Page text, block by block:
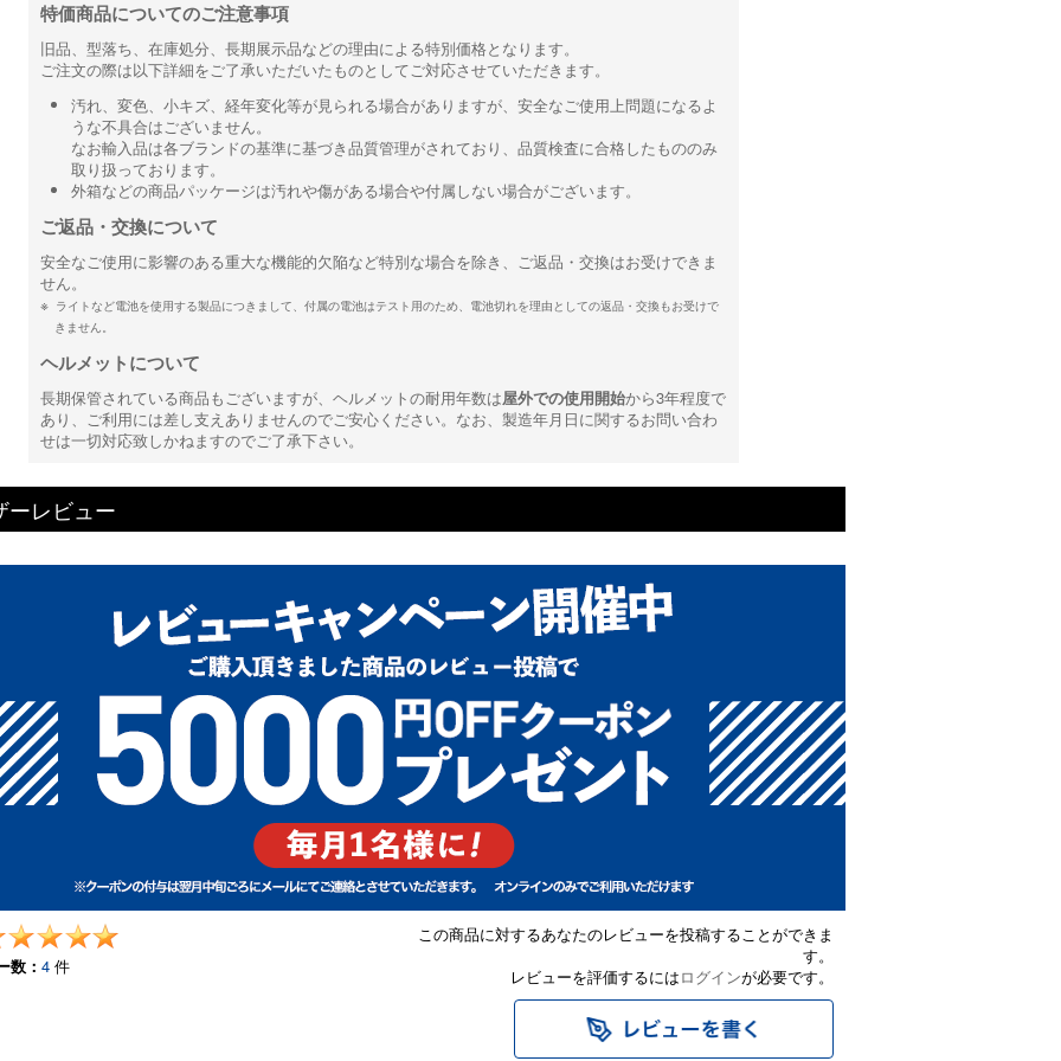
特価商品についてのご注意事項
旧品、型落ち、在庫処分、長期展示品などの理由による特別価格となります。
ご注文の際は以下詳細をご了承いただいたものとしてご対応させていただきます。
汚れ、変色、小キズ、経年変化等が見られる場合がありますが、安全なご使用上問題になるよ
うな不具合はございません。
なお輸入品は各ブランドの基準に基づき品質管理がされており、品質検査に合格したもののみ
取り扱っております。
外箱などの商品パッケージは汚れや傷がある場合や付属しない場合がございます。
ご返品・交換について
安全なご使用に影響のある重大な機能的欠陥など特別な場合を除き、ご返品・交換はお受けできま
せん。
ライトなど電池を使用する製品につきまして、付属の電池はテスト用のため、電池切れを理由としての返品・交換もお受けで
きません。
ヘルメットについて
長期保管されている商品もございますが、ヘルメットの耐用年数は屋外での使用開始から3年程度で
あり、ご利用には差し支えありませんのでご安心ください。なお、製造年月日に関するお問い合わ
せは一切対応致しかねますのでご了承下さい。
ーレビュー
数： 4 件
この商品に対するあなたのレビューを投稿することができま
す。
レビューを評価するにはログインが必要です。